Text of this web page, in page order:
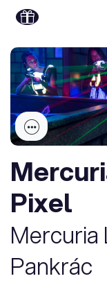
Pixel
Mercuria
Pankrác